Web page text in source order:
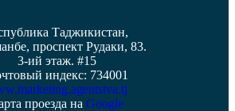
Таджикистан,
проспект Рудаки, 83.
3-ий этаж. #15
индекс: 734001
проезда на Google